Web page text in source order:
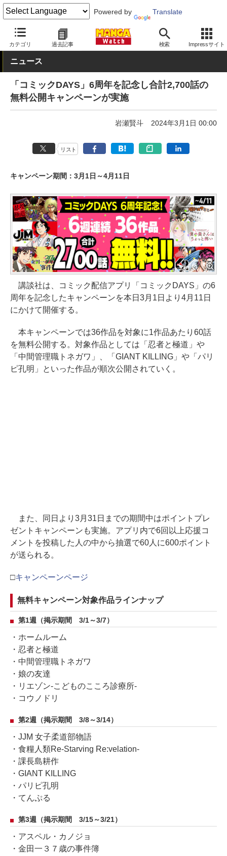
Powered by Translate
カテゴリ 過去記事 検索 Impressサイト
MANGA Watch 無料
ニュース
「コミックDAYS」6周年を記念し合計2,700話の
無料公開キャンペーンが実施
岩瀬賢斗 2024年3月1日 00:00
リスト
キャンペーン期間：3月1日～4月11日
講談社は、コミック配信アプリ「コミックDAYS」の6
周年を記念したキャンペーンを本日3月1日より4月11日
にかけて開催する。
本キャンペーンでは36作品を対象に1作品あたり60話
を無料公開する。対象作品としては「忍者と極道」や
「中間管理職トネガワ」、「GIANT KILLING」や「パリ
ピ孔明」といった作品が順次公開されていく。
また、同日より3月31日までの期間中はポイントプレ
ゼントキャンペーンも実施。アプリ内で6回以上応援コ
メントを投稿した人の中から抽選で60人に600ポイント
が送られる。
□キャンペーンページ
無料キャンペーン対象作品ラインナップ
第1週（掲示期間 3/1～3/7）
・ホームルーム
・忍者と極道
・中間管理職トネガワ
・娘の友達
・リエゾン-こどものこころ診療所-
・コウノドリ
第2週（掲示期間 3/8～3/14）
・JJM 女子柔道部物語
・食糧人類Re-Starving Re:velation-
・課長島耕作
・GIANT KILLING
・パリピ孔明
・てんぷる
第3週（掲示期間 3/15～3/21）
・アスペル・カノジョ
・金田一３７歳の事件簿